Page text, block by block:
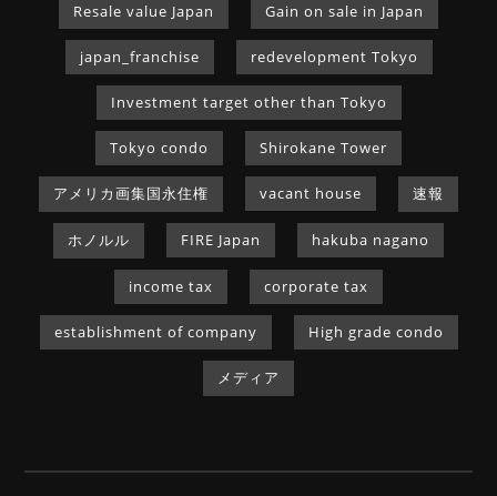
Resale value Japan Gain on sale in Japan
japan_franchise redevelopment Tokyo
Investment target other than Tokyo
Tokyo condo Shirokane Tower
アメリカ画集国永住権 vacant house 速報
ホノルル FIRE Japan hakuba nagano
income tax corporate tax
establishment of company High grade condo
メディア